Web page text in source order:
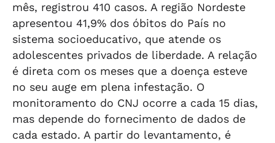
mês, registrou 410 casos. A região Nordeste
apresentou 41,9% dos óbitos do País no
sistema socioeducativo, que atende os
adolescentes privados de liberdade. A relação
é direta com os meses que a doença esteve
no seu auge em plena infestação. O
monitoramento do CNJ ocorre a cada 15 dias,
mas depende do fornecimento de dados de
cada estado. A partir do levantamento, é